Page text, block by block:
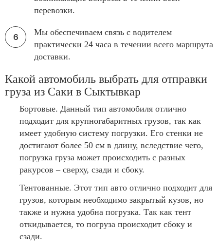
перевозки.
Мы обеспечиваем связь с водителем
практически 24 часа в течении всего маршрута
доставки.
Какой автомобиль выбрать для отправки
груза из Саки в Сыктывкар
Бортовые. Данный тип автомобиля отлично
подходит для крупногабаритных грузов, так как
имеет удобную систему погрузки. Его стенки не
достигают более 50 см в длину, вследствие чего,
погрузка груза может происходить с разных
ракурсов – сверху, сзади и сбоку.
Тентованные. Этот тип авто отлично подходит для
грузов, которым необходимо закрытый кузов, но
также и нужна удобна погрузка. Так как тент
откидывается, то погруза происходит сбоку и
сзади.